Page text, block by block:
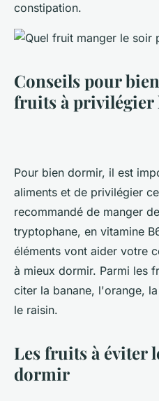
constipation.
Conseils pour
fruits à privilégier
Pour bien dormir, il est
aliments et de privilégier
recommandé de manger
tryptophane, en vitamine
éléments vont aider votre
à mieux dormir. Parmi les
citer la banane, l'orange,
le raisin.
Les fruits à éviter
dormir